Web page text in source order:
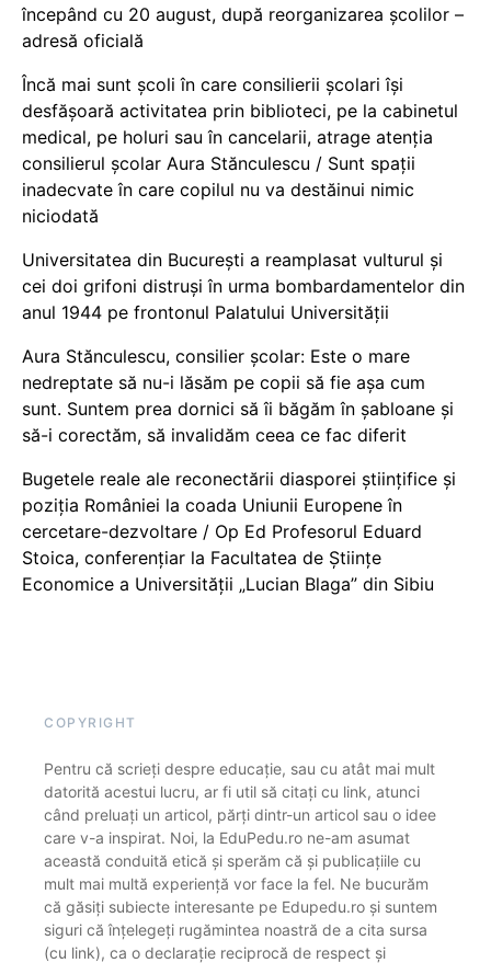
începând cu 20 august, după reorganizarea școlilor –
adresă oficială
Încă mai sunt școli în care consilierii școlari își
desfășoară activitatea prin biblioteci, pe la cabinetul
medical, pe holuri sau în cancelarii, atrage atenția
consilierul școlar Aura Stănculescu / Sunt spații
inadecvate în care copilul nu va destăinui nimic
niciodată
Universitatea din București a reamplasat vulturul și
cei doi grifoni distruși în urma bombardamentelor din
anul 1944 pe frontonul Palatului Universității
Aura Stănculescu, consilier școlar: Este o mare
nedreptate să nu-i lăsăm pe copii să fie așa cum
sunt. Suntem prea dornici să îi băgăm în șabloane și
să-i corectăm, să invalidăm ceea ce fac diferit
Bugetele reale ale reconectării diasporei științifice și
poziția României la coada Uniunii Europene în
cercetare-dezvoltare / Op Ed Profesorul Eduard
Stoica, conferențiar la Facultatea de Științe
Economice a Universității „Lucian Blaga” din Sibiu
COPYRIGHT
Pentru că scrieți despre educație, sau cu atât mai mult
datorită acestui lucru, ar fi util să citați cu link, atunci
când preluați un articol, părți dintr-un articol sau o idee
care v-a inspirat. Noi, la EduPedu.ro ne-am asumat
această conduită etică și sperăm că și publicațiile cu
mult mai multă experiență vor face la fel. Ne bucurăm
că găsiți subiecte interesante pe Edupedu.ro și suntem
siguri că înțelegeți rugămintea noastră de a cita sursa
(cu link), ca o declarație reciprocă de respect și